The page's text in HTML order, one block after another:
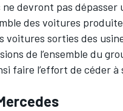
devront pas dépasser
des voitures
sorties des
de l’ensemble du
faire l’effort de céder à